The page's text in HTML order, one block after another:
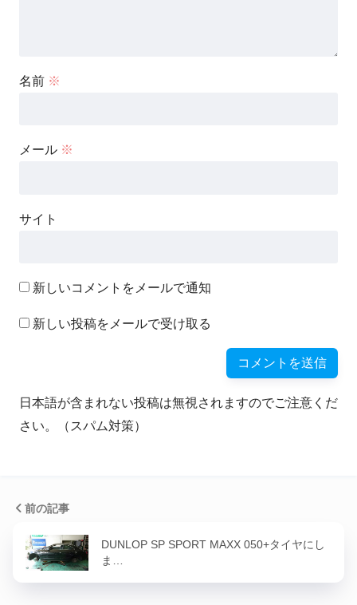
名前 ※
メール ※
サイト
新しいコメントをメールで通知
新しい投稿をメールで受け取る
日本語が含まれない投稿は無視されますのでご注意くだ
さい。（スパム対策）
前の記事
DUNLOP SP SPORT MAXX 050+タイヤにし
ま…